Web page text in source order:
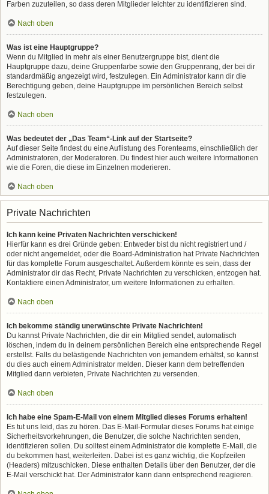
Farben zuzuteilen, so dass deren Mitglieder leichter zu identifizieren sind.
Nach oben
Was ist eine Hauptgruppe?
Wenn du Mitglied in mehr als einer Benutzergruppe bist, dient die
Hauptgruppe dazu, deine Gruppenfarbe sowie den Gruppenrang, der bei dir
standardmäßig angezeigt wird, festzulegen. Ein Administrator kann dir die
Berechtigung geben, deine Hauptgruppe im persönlichen Bereich selbst
festzulegen.
Nach oben
Was bedeutet der „Das Team“-Link auf der Startseite?
Auf dieser Seite findest du eine Auflistung des Forenteams, einschließlich der
Administratoren, der Moderatoren. Du findest hier auch weitere Informationen
wie die Foren, die diese im Einzelnen moderieren.
Nach oben
Private Nachrichten
Ich kann keine Privaten Nachrichten verschicken!
Hierfür kann es drei Gründe geben: Entweder bist du nicht registriert und /
oder nicht angemeldet, oder die Board-Administration hat Private Nachrichten
für das komplette Forum ausgeschaltet. Außerdem könnte es sein, dass der
Administrator dir das Recht, Private Nachrichten zu verschicken, entzogen hat.
Kontaktiere einen Administrator, um weitere Informationen zu erhalten.
Nach oben
Ich bekomme ständig unerwünschte Private Nachrichten!
Du kannst Private Nachrichten, die dir ein Mitglied sendet, automatisch
löschen, indem du in deinem persönlichen Bereich eine entsprechende Regel
erstellst. Falls du belästigende Nachrichten von jemandem erhältst, so kannst
du dies auch einem Administrator melden. Dieser kann dem betreffenden
Mitglied dann verbieten, Private Nachrichten zu versenden.
Nach oben
Ich habe eine Spam-E-Mail von einem Mitglied dieses Forums erhalten!
Es tut uns leid, das zu hören. Das E-Mail-Formular dieses Forums hat einige
Sicherheitsvorkehrungen, die Benutzer, die solche Nachrichten senden,
identifizieren sollen. Du solltest einem Administrator die komplette E-Mail, die
du bekommen hast, weiterleiten. Dabei ist es ganz wichtig, die Kopfzeilen
(Headers) mitzuschicken. Diese enthalten Details über den Benutzer, der die
E-Mail verschickt hat. Der Administrator kann dann entsprechend reagieren.